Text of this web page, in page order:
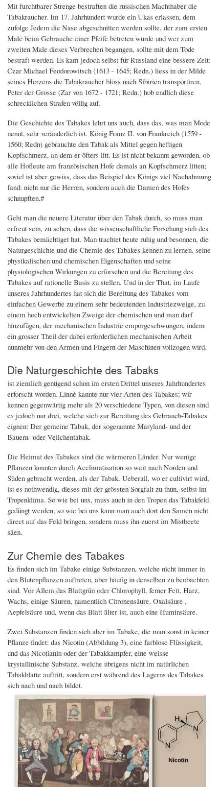
Mit furchtbarer Strenge bestraften die russischen Machthaber die
Tabakraucher. Im 17. Jahrhundert wurde ein Ukas erlassen, dem
zufolge Jedem die Nase abgeschnitten werden sollte, der zum ersten
Male beim Gebrauche einer Pfeife betreten wurde und wer zum
zweiten Male dieses Verbrechen begangen, sollte mit dem Tode
bestraft werden. Es kam jedoch selbst für Russland eine bessere Zeit:
Czar Michael Feodorowitsch (1613 - 1645; Redn.) liess in der Milde
seines Herzens die Tabakraucher bloss nach Sibirien transportiren.
Peter der Grosse (Zar von 1672 - 1721; Redn.) hob endlich diese
schrecklichen Strafen völlig auf.
Die Geschichte des Tabakes lehrt uns auch, dass das, was man Mode
nennt, sehr veränderlich ist. König Franz II. von Frankreich (1559 -
1560; Redn) gebrauchte den Tabak als Mittel gegen heftigen
Kopfschmerz, an dem er öfters litt. Es ist nicht bekannt geworden, ob
alle Hofleute am französischen Hofe damals an Kopfschmerz litten;
soviel ist aber gewiss, dass das Beispiel des Königs viel Nachahmung
fand: nicht nur die Herren, sondern auch die Damen des Hofes
schnupften.#
Geht man die neuere Literatur über den Tabak durch, so muss man
erfreut sein, zu sehen, dass die wissenschaftliche Forschung sich des
Tabakes bemächtiget hat. Man trachtet heute ruhig und besonnen, die
Naturgeschichte und die Chemie des Tabakes kennen zu lernen, seine
physikalischen und chemischen Eigenschaften und seine
physiologischen Wirkungen zu erforschen und die Bereitung des
Tabakes auf rationelle Basis zu stellen. Und in der That, im Laufe
unseres Jahrhundertes hat sich die Bereitung des Tabakes vom
einfachen Gewerbe zu einem sehr bedeutenden Industriezweige, zu
einem hoch entwickelten Zweige der chemischen und man darf
hinzufügen, der mechanischen Industrie emporgeschwungen, indem
ein grosser Theil der dabei erforderlichen mechanischen Arbeit
nunmehr von den Armen und Fingern der Maschinen vollzogen wird.
Die Naturgeschichte des Tabaks
ist ziemlich genügend schon im ersten Drittel unseres Jahrhundertes
erforscht worden. Linnè kannte nur vier Arten des Tabakes; wir
kennen gegenwärtig mehr als 20 verschiedene Typen, von diesen sind
es jedoch nur drei, welche sich zur Bereitung des Gebrauch-Tabakes
eignen: Der gemeine Tabak, der sogenannte Maryland- und der
Bauern- oder Veilchentabak.
Die Heimat des Tabakes sind die wärmeren Länder. Nur wenige
Pflanzen konnten durch Acclimatisation so weit nach Norden und
Süden gebracht werden, als der Tabak. Ueberall, wo er cultivirt wird,
ist es nothwendig, dieses mit der grössten Sorgfalt zu thun, selbst im
Tropenklima. So wie bei uns, muss auch in den Tropen das Tabakfeld
gedüngt werden, so wie bei uns kann man auch dort den Samen nicht
direct auf das Feld bringen, sondern muss ihn zuerst im Mistbeete
säen.
Zur Chemie des Tabakes
Es finden sich im Tabake einige Substanzen, welche nicht immer in
den Blutenpflanzen auftreten, aber häufig in denselben zu beobachten
sind. Vor Allem das Blattgrün oder Chlorophyll, ferner Fett, Harz,
Wachs, einige Säuren, namentlich Citronensäure, Oxalsäure ,
Aepfelsäure und, wenn das Blatt älter ist, auch eine Huminsäure.
Zwei Substanzen finden sich aber im Tabake, die man sonst in keiner
Pflanze findet: das Nicotin (Abbildung 3), eine farblose Flüssigkeit,
und das Nicotianin oder der Tabakkampfer, eine weisse
krystallinische Substanz, welche übrigens nicht im natürlichen
Tabakblatte auftritt, sondern erst während des Lagerns des Tabakes
sich nach und nach bildet.